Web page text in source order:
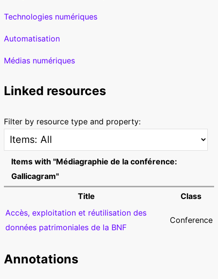
Technologies numériques
Automatisation
Médias numériques
Linked resources
Filter by resource type and property:
Items with "Médiagraphie de la conférence:
Gallicagram"
Title
Class
Accès, exploitation et réutilisation des
données patrimoniales de la BNF
Conference
Annotations